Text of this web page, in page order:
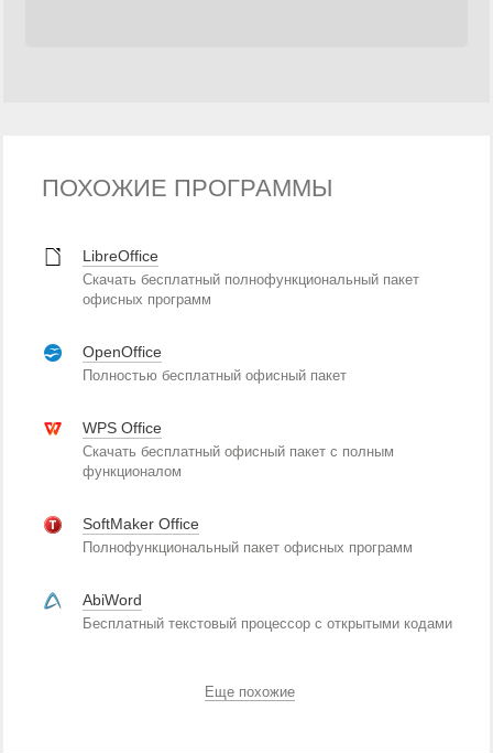
ПОХОЖИЕ ПРОГРАММЫ
LibreOffice
Скачать бесплатный полнофункциональный пакет
офисных программ
OpenOffice
Полностью бесплатный офисный пакет
WPS Office
Скачать бесплатный офисный пакет с полным
функционалом
SoftMaker Office
Полнофункциональный пакет офисных программ
AbiWord
Бесплатный текстовый процессор с открытыми кодами
Еще похожие